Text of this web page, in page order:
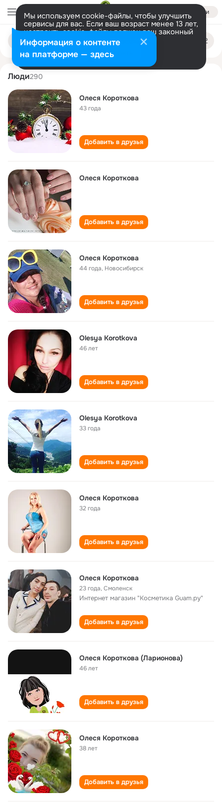
Войти
Мы используем cookie-файлы, чтобы улучшить
сервисы для вас. Если ваш возраст менее 13 лет,
настроить cookie-файлы должен ваш законный
представитель. Больше информации
Разрешить все Настроить
Поиск
людям
olesya korotkova
Люди290
Олеся Короткова
43 года
Добавить в друзья
Олеся Короткова
Добавить в друзья
Олеся Короткова
44 года, Новосибирск
Добавить в друзья
Olesya Korotkova
46 лет
Добавить в друзья
Olesya Korotkova
33 года
Добавить в друзья
Олеся Короткова
32 года
Добавить в друзья
Олеся Короткова
23 года,Смоленск
Интернет магазин "Косметика Guam.ру"
Добавить в друзья
Олеся Короткова (Ларионова)
46 лет
Добавить в друзья
Олеся Короткова
38 лет
Добавить в друзья
Информация о контенте
на платформе — здесь